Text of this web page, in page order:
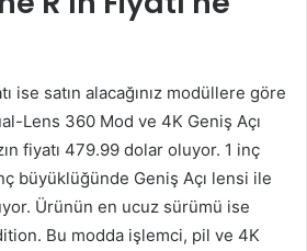
ise satın alacağınız modüllere göre
Lens 360 Mod ve 4K Geniş Açı
fiyatı 479.99 dolar oluyor. 1 inç
büyüklüğünde Geniş Açı lensi ile
Ürünün en ucuz sürümü ise
Bu modda işlemci, pil ve 4K